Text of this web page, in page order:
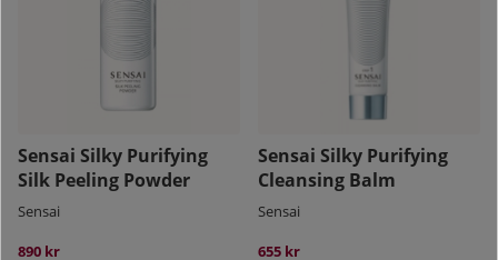
Sensai Silky Purifying
Silk Peeling Powder
Sensai
890 kr
Sensai Silky Purifying
Cleansing Balm
Sensai
655 kr